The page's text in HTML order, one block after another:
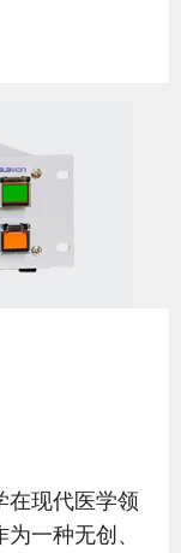
在现代医学领
一种无创、